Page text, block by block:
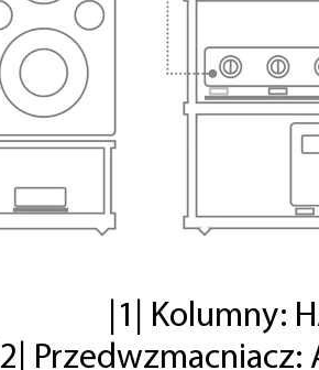
|1| Kolumny:
|2| Przedwzmacniacz: